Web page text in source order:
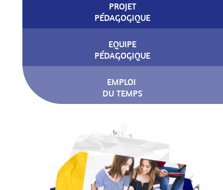
PROJET
PÉDAGOGIQUE
EQUIPE
PÉDAGOGIQUE
EMPLOI
DU TEMPS